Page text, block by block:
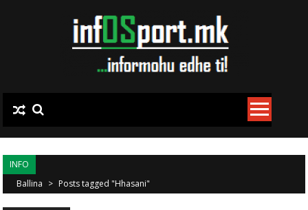
INFO
Ballina > Posts tagged "Hhasani"